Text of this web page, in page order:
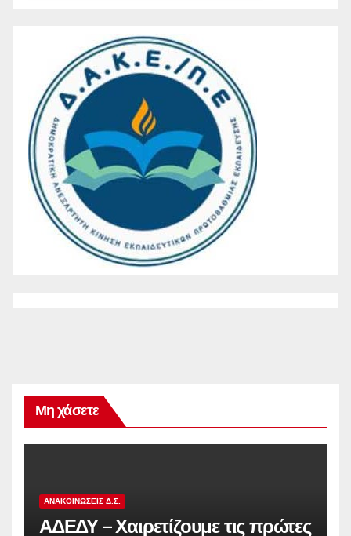
Μη χάσετε
ΑΝΑΚΟΙΝΏΣΕΙΣ Δ.Σ.
ΑΔΕΔΥ – Χαιρετίζουμε τις πρώτες